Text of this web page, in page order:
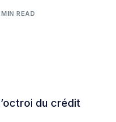
READ
du crédit